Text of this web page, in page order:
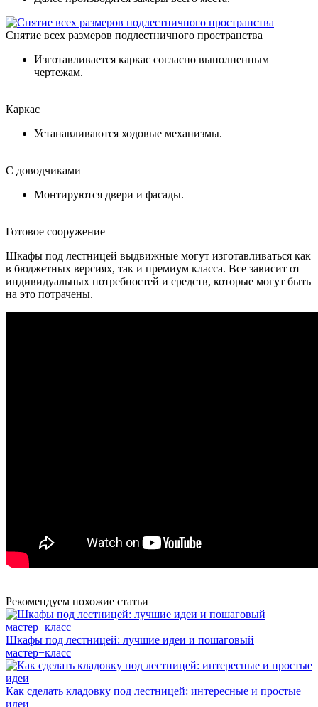
Снятие всех размеров подлестничного пространства
Изготавливается каркас согласно выполненным
чертежам.
Каркас
Устанавливаются ходовые механизмы.
С доводчиками
Монтируются двери и фасады.
Готовое сооружение
Шкафы под лестницей выдвижные могут изготавливаться как
в бюджетных версиях, так и премиум класса. Все зависит от
индивидуальных потребностей и средств, которые могут быть
на это потрачены.
Рекомендуем похожие статьи
Шкафы под лестницей: лучшие идеи и пошаговый
мастер−класс
Как сделать кладовку под лестницей: интересные и простые
идеи